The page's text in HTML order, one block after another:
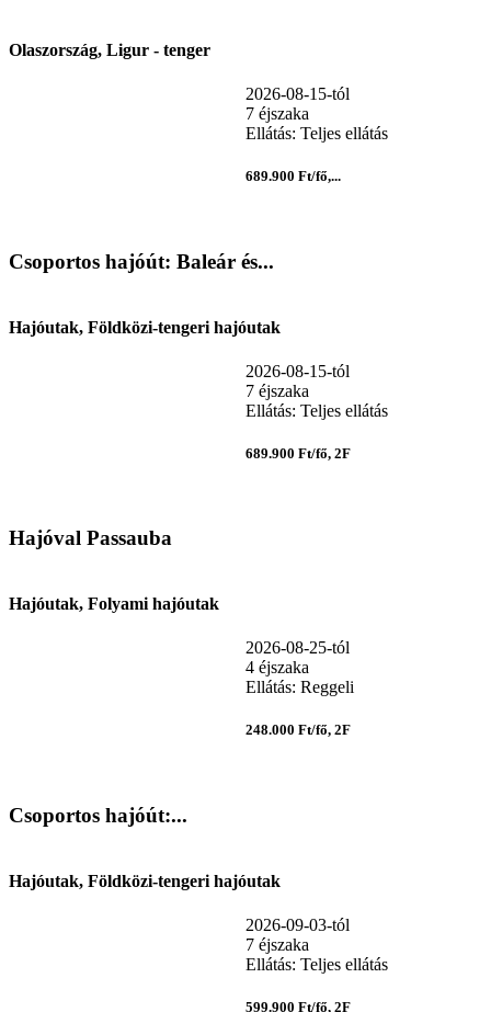
Olaszország, Ligur - tenger
2026-08-15-tól
7 éjszaka
Ellátás: Teljes ellátás
689.900 Ft/fő,...
Csoportos hajóút: Baleár és...
Hajóutak, Földközi-tengeri hajóutak
2026-08-15-tól
7 éjszaka
Ellátás: Teljes ellátás
689.900 Ft/fő, 2F
Hajóval Passauba
Hajóutak, Folyami hajóutak
2026-08-25-tól
4 éjszaka
Ellátás: Reggeli
248.000 Ft/fő, 2F
Csoportos hajóút:...
Hajóutak, Földközi-tengeri hajóutak
2026-09-03-tól
7 éjszaka
Ellátás: Teljes ellátás
599.900 Ft/fő, 2F